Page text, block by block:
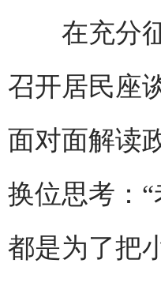
在充分征
召开居民座
面对面解读
换位思考：
都是为了把